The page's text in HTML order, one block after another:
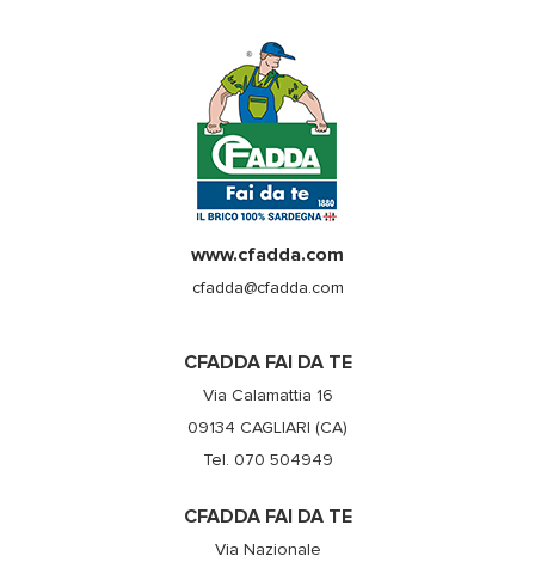
www.cfadda.com
cfadda@cfadda.com
CFADDA FAI DA TE
Via Calamattia 16
09134 CAGLIARI (CA)
Tel. 070 504949
CFADDA FAI DA TE
Via Nazionale